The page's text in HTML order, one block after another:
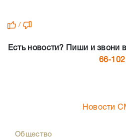
/
Есть новости? Пиши и звони
66-102
Новости
Общество